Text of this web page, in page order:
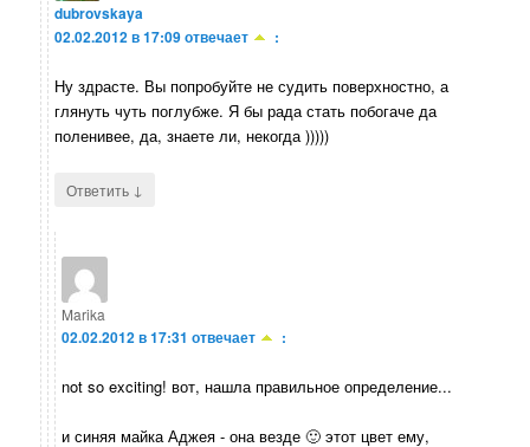
dubrovskaya
02.02.2012 в 17:09отвечает :
Ну здрасте. Вы попробуйте не судить поверхностно, а
глянуть чуть поглубже. Я бы рада стать побогаче да
поленивее, да, знаете ли, некогда )))))
Ответить ↓
Marika
02.02.2012 в 17:31 отвечает :
not so exciting! вот, нашла правильное определение...
и синяя майка Аджея - она везде 🙂 этот цвет ему,